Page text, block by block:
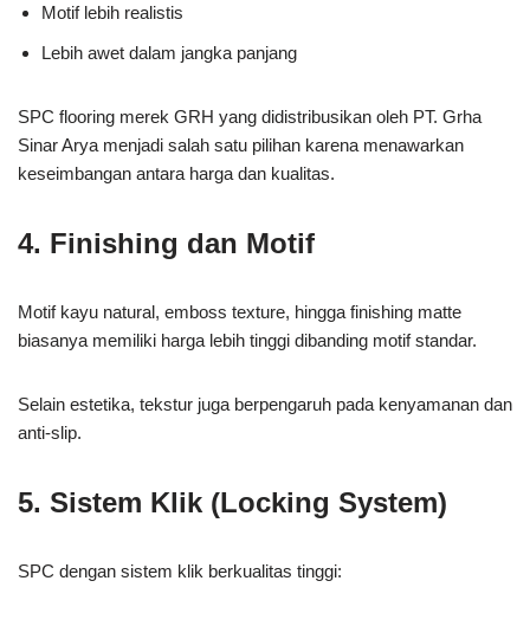
Motif lebih realistis
Lebih awet dalam jangka panjang
SPC flooring merek GRH yang didistribusikan oleh PT. Grha
Sinar Arya menjadi salah satu pilihan karena menawarkan
keseimbangan antara harga dan kualitas.
4. Finishing dan Motif
Motif kayu natural, emboss texture, hingga finishing matte
biasanya memiliki harga lebih tinggi dibanding motif standar.
Selain estetika, tekstur juga berpengaruh pada kenyamanan dan
anti-slip.
5. Sistem Klik (Locking System)
SPC dengan sistem klik berkualitas tinggi: